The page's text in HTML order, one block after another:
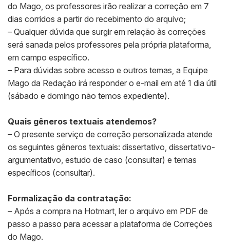
do Mago, os professores irão realizar a correção em 7
dias corridos a partir do recebimento do arquivo;
– Qualquer dúvida que surgir em relação às correções
será sanada pelos professores pela própria plataforma,
em campo específico.
– Para dúvidas sobre acesso e outros temas, a Equipe
Mago da Redação irá responder o e-mail em até 1 dia útil
(sábado e domingo não temos expediente).
Quais gêneros textuais atendemos?
– O presente serviço de correção personalizada atende
os seguintes gêneros textuais: dissertativo, dissertativo-
argumentativo, estudo de caso (consultar) e temas
específicos (consultar).
Formalização da contratação:
– Após a compra na Hotmart, ler o arquivo em PDF de
passo a passo para acessar a plataforma de Correções
do Mago.